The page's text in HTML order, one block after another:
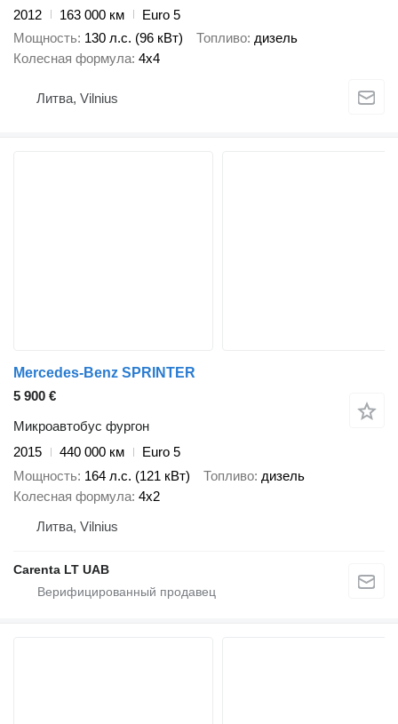
2012
163 000 км
Euro 5
Мощность 130 л.с. (96 кВт) Топливо дизель
Колесная формула 4x4
Литва, Vilnius
Mercedes-Benz SPRINTER
5 900 €
Микроавтобус фургон
2015
440 000 км
Euro 5
Мощность 164 л.с. (121 кВт) Топливо дизель
Колесная формула 4x2
Литва, Vilnius
Carenta LT UAB